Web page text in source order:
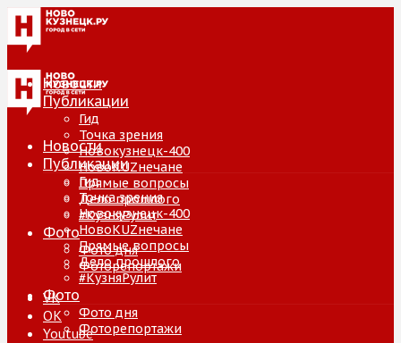
Новости
Публикации
Гид
Точка зрения
Новокузнецк-400
НовоKUZнечане
Прямые вопросы
Дело прошлого
#КузняРулит
Фото
Фото дня
Фоторепортажи
VK
ОК
Youtube
Новости
Публикации
Гид
Точка зрения
Новокузнецк-400
НовоKUZнечане
Прямые вопросы
Дело прошлого
#КузняРулит
Фото
Фото дня
Фоторепортажи